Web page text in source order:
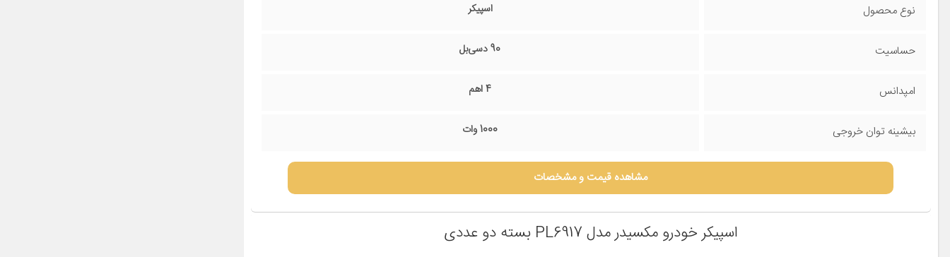
نوع محصول
حساسیت
امپدانس
بیشینه توان خروجی
اسپیکر
90 دسی‌بل
4 اهم
1000 وات
مشاهده قیمت و مشخصات
اسپیکر خودرو مکسیدر مدل PL6917 بسته دو عددی